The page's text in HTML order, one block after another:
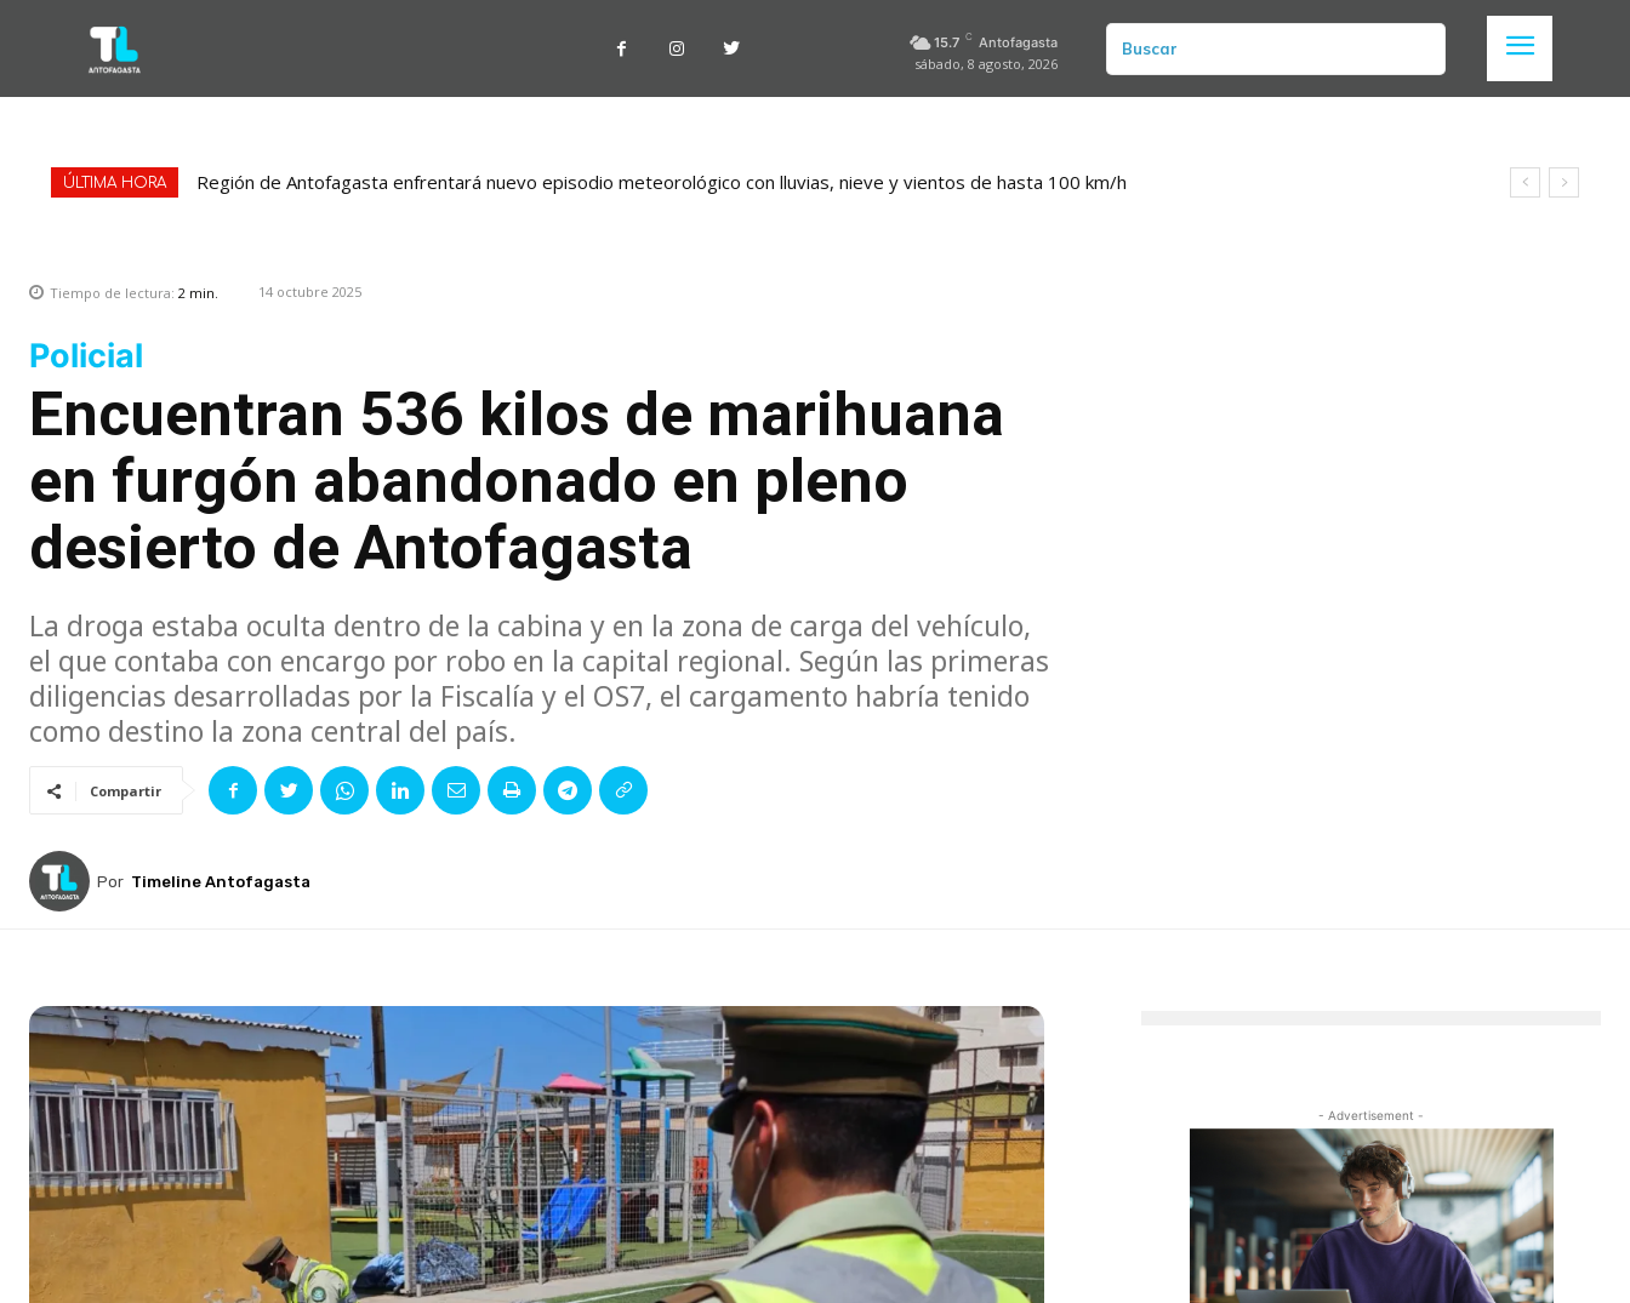
15.7 C Antofagasta
sábado, 8 agosto, 2026
Buscar
ÚLTIMA HORA Región de Antofagasta enfrentará nuevo episodio meteorológico con lluvias, nieve y vientos de hasta 100 km/h
Tiempo de lectura: 2 min. 14 octubre 2025
Policial
Encuentran 536 kilos de marihuana
en furgón abandonado en pleno
desierto de Antofagasta
La droga estaba oculta dentro de la cabina y en la zona de carga del vehículo,
el que contaba con encargo por robo en la capital regional. Según las primeras
diligencias desarrolladas por la Fiscalía y el OS7, el cargamento habría tenido
como destino la zona central del país.
Compartir
Por Timeline Antofagasta
- Advertisement -